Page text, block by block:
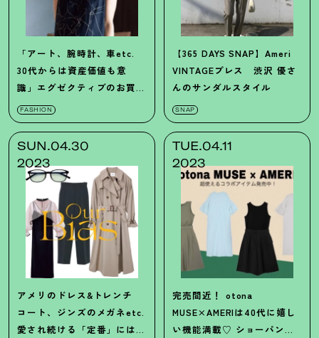
「アート、腕時計、車etc.
30代からは資産価値も意
識」エグゼクティブのお買い
物考【黒石奈央子】
FASHION
【365 DAYS SNAP】Ameri
VINTAGEプレス 渋沢 優さ
んのサンダルスタイル
SNAP
SUN.04.30
2023
アメリのドレス&トレンチ
コート、ジンズのメガネetc.
愛され続ける「定番」には確
TUE.04.11
2023
完売間近 ！ otona
MUSE×AMERIは40代に嬉し
い機能満載♡ ショーパン